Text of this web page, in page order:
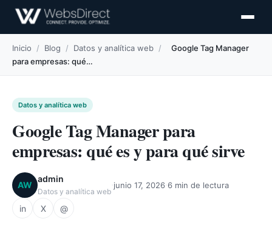
Inicio / Blog / Datos y analítica web /
Google Tag Manager
para empresas: qué…
Datos y analítica web
Google Tag Manager para
empresas: qué es y para qué sirve
AW
admin
Datos y analítica web
junio 17, 2026 6 min de lectura
in X @